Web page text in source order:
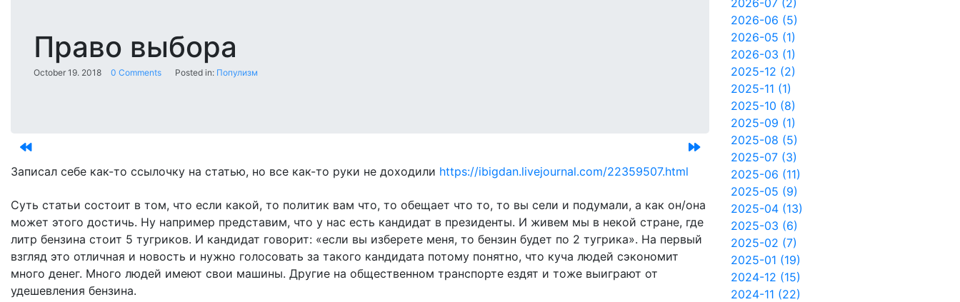
Право выбора
October 19. 2018 0 Comments Posted in: Популизм
Записал себе как-то ссылочку на статью, но все как-то руки не доходили https://ibigdan.livejournal.com/22359507.html
Суть статьи состоит в том, что если какой, то политик вам что, то обещает что то, то вы сели и подумали, а как он/она
может этого достичь. Ну например представим, что у нас есть кандидат в президенты. И живем мы в некой стране, где
литр бензина стоит 5 тугриков. И кандидат говорит: «если вы изберете меня, то бензин будет по 2 тугрика». На первый
взгляд это отличная и новость и нужно голосовать за такого кандидата потому понятно, что куча людей сэкономит
много денег. Много людей имеют свои машины. Другие на общественном транспорте ездят и тоже выиграют от
удешевления бензина.
2026-07 (2)
2026-06 (5)
2026-05 (1)
2026-03 (1)
2025-12 (2)
2025-11 (1)
2025-10 (8)
2025-09 (1)
2025-08 (5)
2025-07 (3)
2025-06 (11)
2025-05 (9)
2025-04 (13)
2025-03 (6)
2025-02 (7)
2025-01 (19)
2024-12 (15)
2024-11 (22)